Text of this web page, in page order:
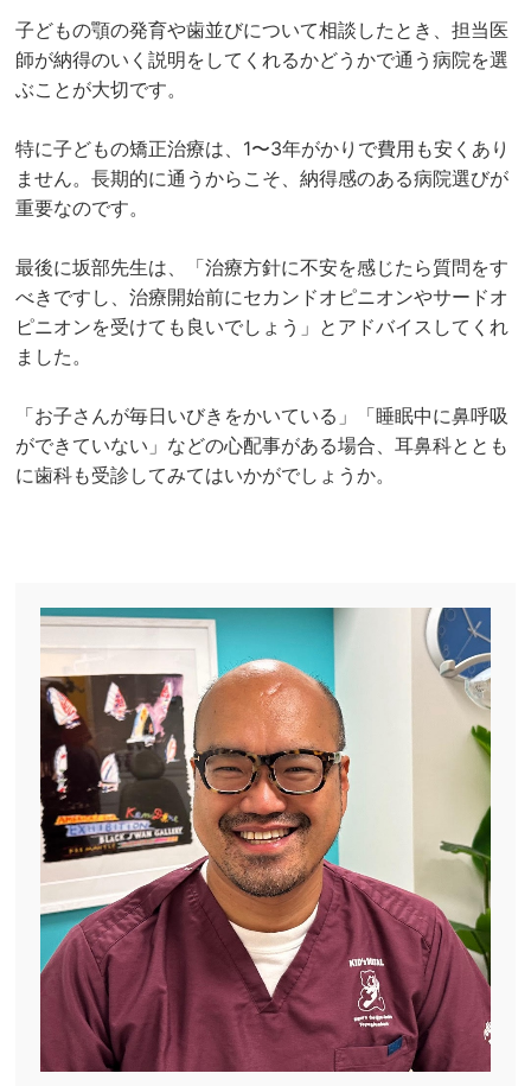
子どもの顎の発育や歯並びについて相談したとき、担当医
師が納得のいく説明をしてくれるかどうかで通う病院を選
ぶことが大切です。
特に子どもの矯正治療は、1〜3年がかりで費用も安くあり
ません。長期的に通うからこそ、納得感のある病院選びが
重要なのです。
最後に坂部先生は、「治療方針に不安を感じたら質問をす
べきですし、治療開始前にセカンドオピニオンやサードオ
ピニオンを受けても良いでしょう」とアドバイスしてくれ
ました。
「お子さんが毎日いびきをかいている」「睡眠中に鼻呼吸
ができていない」などの心配事がある場合、耳鼻科ととも
に歯科も受診してみてはいかがでしょうか。